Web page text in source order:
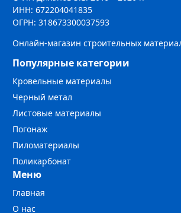
ИНН: 672204041835
ОГРН: 318673300037593
Онлайн-магазин строительных
Популярные категории
Кровельные материалы
Черный метал
Листовые материалы
Погонаж
Пиломатериалы
Поликарбонат
Меню
Главная
О нас